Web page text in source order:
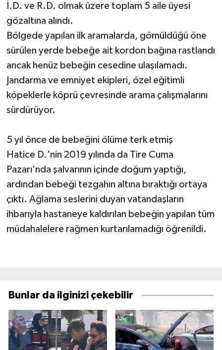
İ.D. ve R.D. olmak üzere toplam 5 aile üyesi
gözaltına alındı.
Bölgede yapılan ilk aramalarda, gömüldüğü öne
sürülen yerde bebeğe ait kordon bağına rastlandı
ancak henüz bebeğin cesedine ulaşılamadı.
Jandarma ve emniyet ekipleri, özel eğitimli
köpeklerle köprü çevresinde arama çalışmalarını
sürdürüyor.
5 yıl önce de bebeğini ölüme terk etmiş
Hatice D.'nin 2019 yılında da Tire Cuma
Pazarı'nda şalvarının içinde doğum yaptığı,
ardından bebeği tezgahın altına bıraktığı ortaya
çıktı. Ağlama seslerini duyan vatandaşların
ihbarıyla hastaneye kaldırılan bebeğin yapılan tüm
müdahalelere rağmen kurtarılamadığı öğrenildi.
Bunlar da ilginizi çekebilir